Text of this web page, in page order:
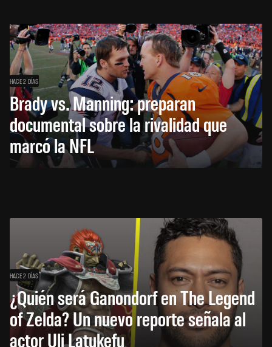
HACE 2 DÍAS
Brady vs. Manning: preparan
documental sobre la rivalidad que
marcó la NFL
HACE 2 DÍAS
¿Quién será Ganondorf en The Legend
of Zelda? Un nuevo reporte señala al
actor Uli Latukefu